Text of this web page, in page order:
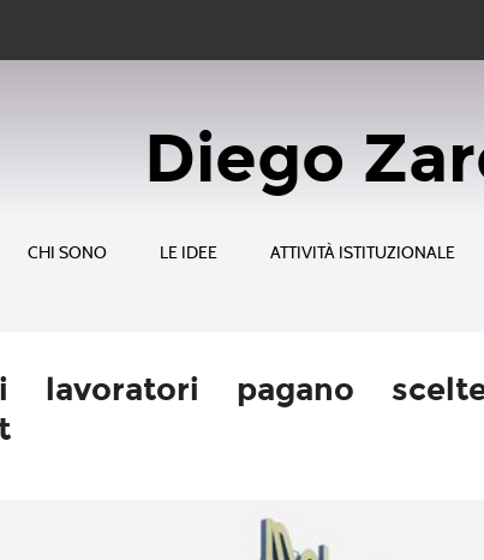
Diego
CHI SONO LE IDEE ATTIVITÀ ISTITUZIONALE
lavoratori pagano